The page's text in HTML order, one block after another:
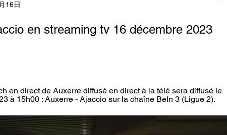
16日
en streaming tv 16 décembre 2023
en direct de Auxerre diffusé en direct à la télé sera diffusé le
à 15h00 : Auxerre - Ajaccio sur la chaîne BeIn 3 (Ligue 2).